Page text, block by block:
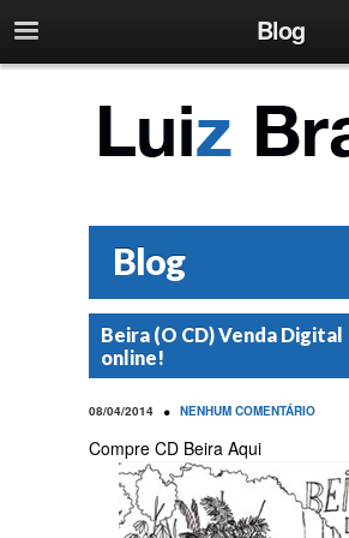
Blog
Blog
Beira (O CD) Venda Digital
online!
08/04/2014 • NENHUM COMENTÁRIO
Compre CD Beira Aqui